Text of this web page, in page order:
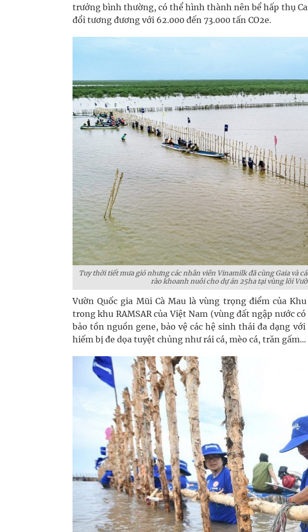
trưởng bình thường, có thể hình thành nên bể hấp thụ
đổi tương đương với 62.000 đến 73.000 tấn CO2e.
Tuy thời tiết mưa gió nhưng các nhân viên Vinamilk đã cùng Gaia và
rào khoanh nuôi cho dự án 25ha tại vùng lõi
Vườn Quốc gia Mũi Cà Mau là vùng trọng điểm của
trong khu RAMSAR của Việt Nam (vùng đất ngập nước
bảo tồn nguồn gene, bảo vệ các hệ sinh thái đa dạng
hiếm bị đe dọa tuyệt chủng như rái cá, mèo cá, trăn gấm...